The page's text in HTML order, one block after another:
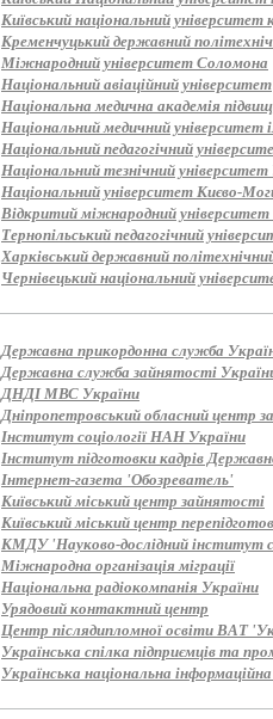
Київський національний
Кременчуцький державний
Міжнародний університет Соломона
Національний авіаційний університет
Національна медична академія
Національний медичний університет
Національний педагогічний
Національний тезнічний
Національний університет Києво-
Відкритий міжнародний
Тернопільський педагогічний
Харківський державний
Чернівецький національний
Державна прикордонна служба
Державна служба зайнятості
ДНДІ МВС України
Дніпропетровський обласний центр
Інститут соціології НАН України
Інститут підготовки кадрів
Інтернет-газета 'Обозреватель'
Київський міський центр зайнятості
Київський міський центр
КМДУ 'Науково-дослідний інститут
Міжнародна організація міграції
Національна радіокомпанія України
Урядовий контактний центр
Центр післядипломної освіти ВАТ
Українська спілка підприємців та
Українська національна інформаційна